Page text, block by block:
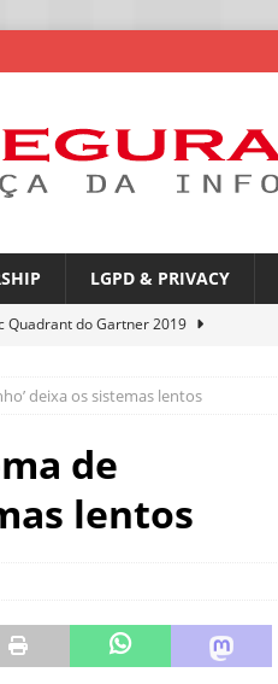
LGPD & PRIVACY
Quadrant do Gartner 2019
mais exposta a ciberameaças
governança nas redes corporativas
IA se torna um risco
NOTÍCIAS
deixa os sistemas lentos
de
lentos